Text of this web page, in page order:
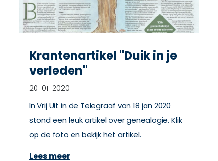
Krantenartikel "Duik in je
verleden"
20-01-2020
In Vrij Uit in de Telegraaf van 18 jan 2020
stond een leuk artikel over genealogie. Klik
op de foto en bekijk het artikel.
Lees meer